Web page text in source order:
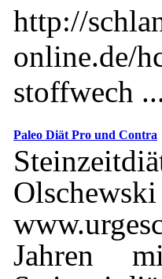
http://
online.de/
stoffwech
Paleo Diät Pro und Contra
Jahren